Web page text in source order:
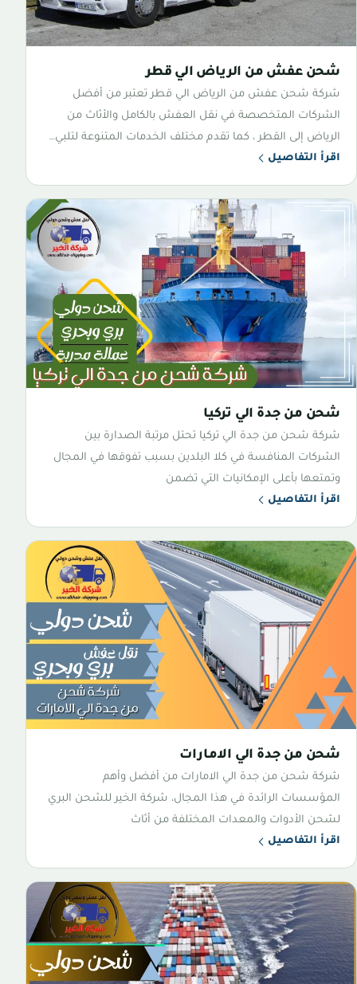
شحن عفش من الرياض الي قطر
شركة شحن عفش من الرياض الي قطر تعتبر من أفضل
الشركات المتخصصة في نقل العفش بالكامل والأثاث من
الرياض إلى القطر ، كما تقدم مختلف الخدمات المتنوعة لتلبي…
اقرأ التفاصيل
شحن من جدة الي تركيا
شركة شحن من جدة الي تركيا تحتل مرتبة الصدارة بين
الشركات المنافسة في كلا البلدين بسبب تفوقها في المجال
وتمتعها بأعلى الإمكانيات التي تضمن
اقرأ التفاصيل
شحن من جدة الي الامارات
شركة شحن من جدة الي الامارات من أفضل وأهم
المؤسسات الرائدة في هذا المجال، شركة الخير للشحن البري
لشحن الأدوات والمعدات المختلفة من أثاث
اقرأ التفاصيل